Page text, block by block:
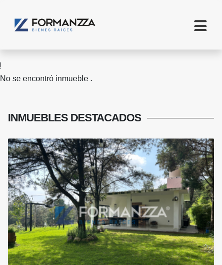
No se encontró inmueble .
INMUEBLES DESTACADOS